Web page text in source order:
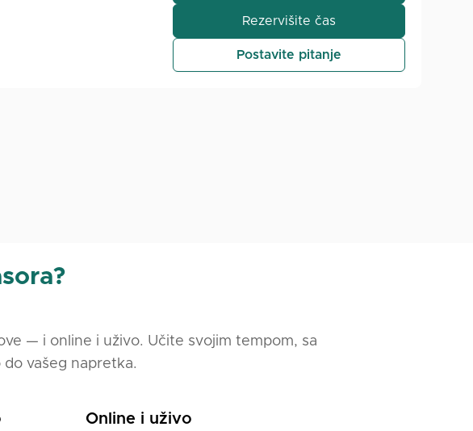
osobe koje uče jezik
preseljenje.
Rezervišite čas
Postavite pitanje
— i online i uživo. Učite svojim tempom, sa
vašeg napretka.
Online i uživo